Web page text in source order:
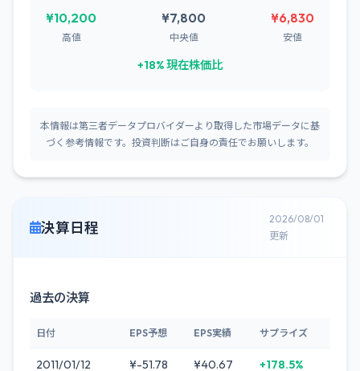
¥10,200
高値
¥7,800
中央値
¥6,830
安値
+18% 現在株価比
本情報は第三者データプロバイダーより取得した市場データに基
づく参考情報です。投資判断はご自身の責任でお願いします。
決算日程
2026/08/01
更新
過去の決算
日付 EPS予想 EPS実績 サプライズ
2011/01/12 ¥-51.78 ¥40.67 +178.5%